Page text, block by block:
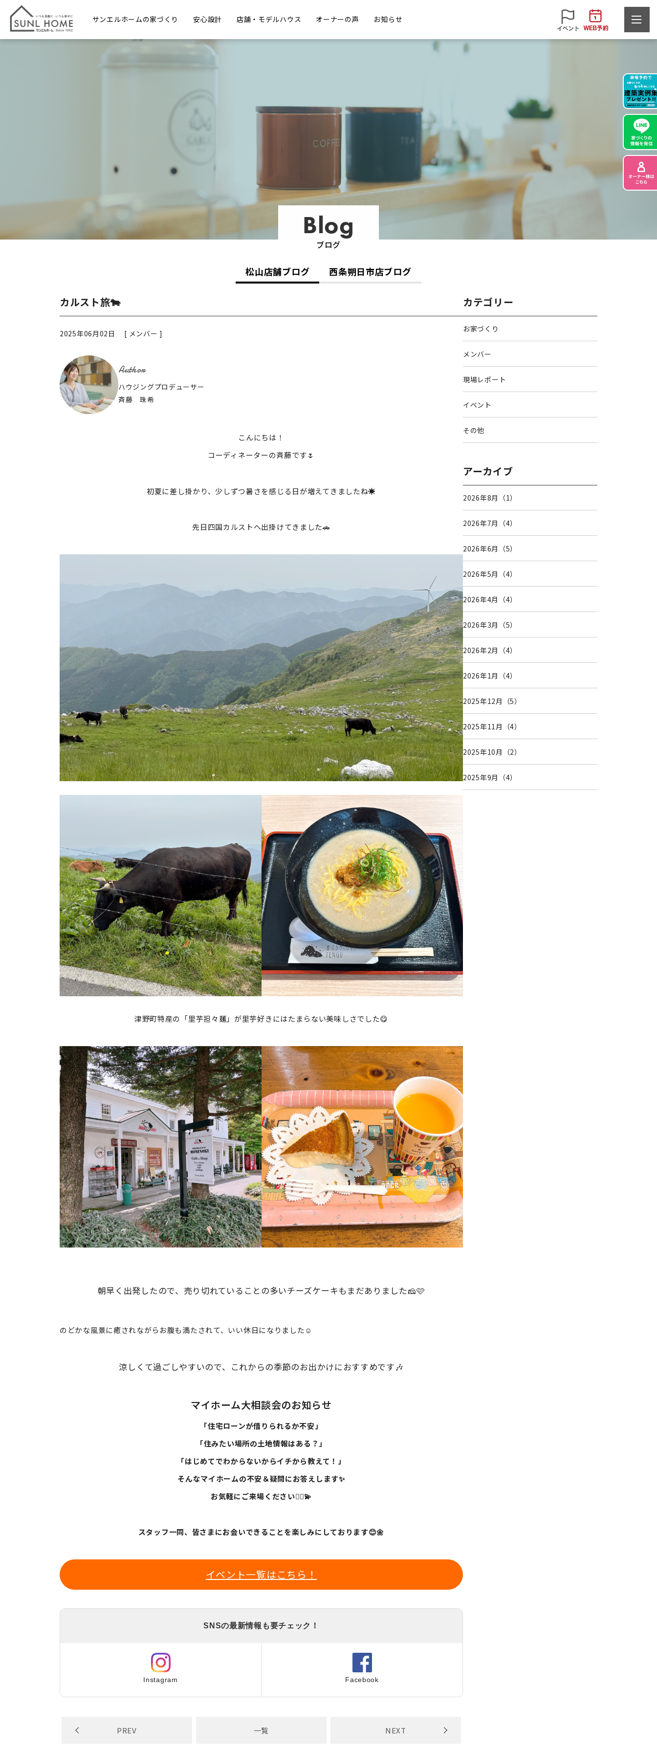
サンエルホームの家づくり 安心設計 店舗・モデルハウス オーナーの声 お知らせ
Blog
ブログ
松山店舗ブログ 西条朔日市店ブログ
カルスト旅🐄
2025年06月02日 [ メンバー ]
Author
ハウジングプロデューサー
斉藤 珠希
こんにちは！
コーディネーターの斉藤です🌷
初夏に差し掛かり、少しずつ暑さを感じる日が増えてきましたね☀️
先日四国カルストへ出掛けてきました🚗
津野町特産の「里芋担々麺」が里芋好きにはたまらない美味しさでした😋
朝早く出発したので、売り切れていることの多いチーズケーキもまだありました🧀🩷
のどかな風景に癒されながらお腹も満たされて、いい休日になりました☺️
涼しくて過ごしやすいので、これからの季節のお出かけにおすすめです🎶
マイホーム大相談会のお知らせ
「住宅ローンが借りられるか不安」
「住みたい場所の土地情報はある？」
「はじめてでわからないからイチから教えて！」
そんなマイホームの不安＆疑問にお答えします✨
お気軽にご来場ください🙇‍♀️💫
スタッフ一同、皆さまにお会いできることを楽しみにしております😊🌼
イベント一覧はこちら！
SNSの最新情報も要チェック！
Instagram Facebook
PREV 一覧 NEXT
カテゴリー
お家づくり
メンバー
現場レポート
イベント
その他
アーカイブ
2026年8月（1）
2026年7月（4）
2026年6月（5）
2026年5月（4）
2026年4月（4）
2026年3月（5）
2026年2月（4）
2026年1月（4）
2025年12月（5）
2025年11月（4）
2025年10月（2）
2025年9月（4）